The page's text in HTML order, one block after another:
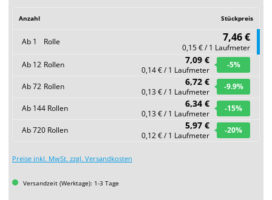
Anzahl Stückpreis
Ab 1 Rolle 7,46 €
0,15 € / 1 Laufmeter
Ab 12 Rollen 7,09 €
0,14 € / 1 Laufmeter
-5%
Ab72 Rollen 6,72 €
0,13 € / 1 Laufmeter
-9.9%
Ab 144 Rollen 6,34 €
0,13 € / 1 Laufmeter
-15%
Ab720 Rollen 5,97 €
0,12 € / 1 Laufmeter
-20%
Preise inkl. MwSt. zzgl. Versandkosten
Versandzeit (Werktage): 1-3 Tage